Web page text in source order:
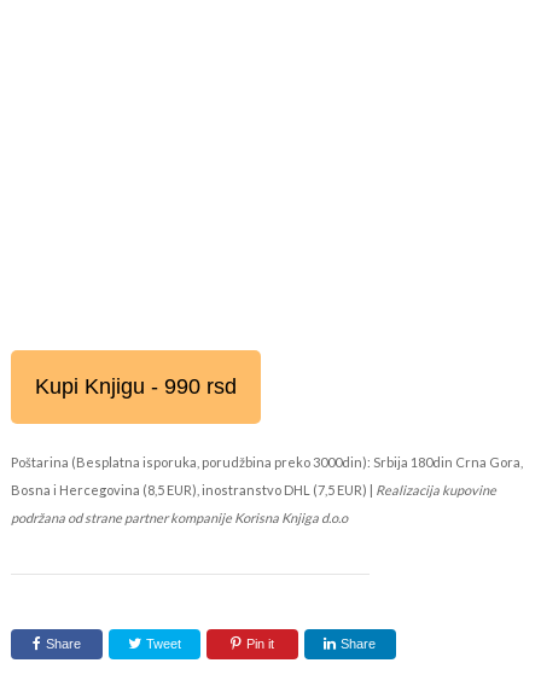
Kupi Knjigu - 990 rsd
Poštarina (Besplatna isporuka, porudžbina preko 3000din): Srbija 180din Crna Gora,
Bosna i Hercegovina (8,5 EUR), inostranstvo DHL (7,5 EUR) | Realizacija kupovine
podržana od strane partner kompanije Korisna Knjiga d.o.o
Share Tweet Pin it Share